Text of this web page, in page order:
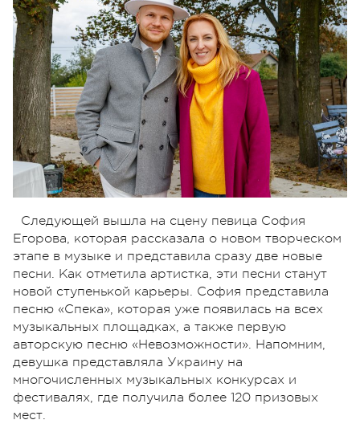
Следующей вышла на сцену певица София
Егорова, которая рассказала о новом творческом
этапе в музыке и представила сразу две новые
песни. Как отметила артистка, эти песни станут
новой ступенькой карьеры. София представила
песню «Спека», которая уже появилась на всех
музыкальных площадках, а также первую
авторскую песню «Невозможности». Напомним,
девушка представляла Украину на
многочисленных музыкальных конкурсах и
фестивалях, где получила более 120 призовых
мест.